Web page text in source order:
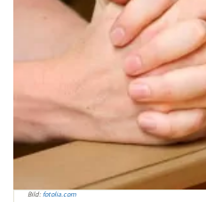
Bild: fotolia.com